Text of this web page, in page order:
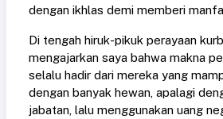
dengan ikhlas demi memberi
Di tengah hiruk-pikuk perayaan
mengajarkan saya bahwa makna
selalu hadir dari mereka yang
dengan banyak hewan, apalagi
jabatan, lalu menggunakan uang